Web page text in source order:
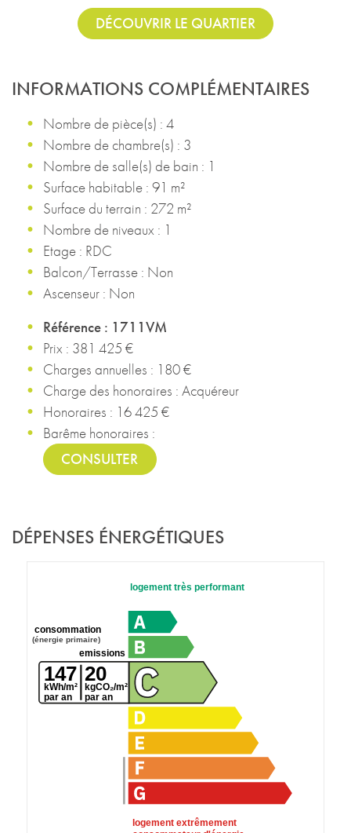
DÉCOUVRIR LE QUARTIER
INFORMATIONS COMPLÉMENTAIRES
Nombre de pièce(s) : 4
Nombre de chambre(s) : 3
Nombre de salle(s) de bain : 1
Surface habitable : 91 m²
Surface du terrain : 272 m²
Nombre de niveaux : 1
Etage : RDC
Balcon/Terrasse : Non
Ascenseur : Non
Référence : 1711VM
Prix : 381 425 €
Charges annuelles : 180 €
Charge des honoraires : Acquéreur
Honoraires : 16 425 €
Barême honoraires :
CONSULTER
DÉPENSES ÉNERGÉTIQUES
logement très performant
logement extrêmement
147
kWh/m²
par an
consommation
(énergie primaire)
20
kgCO₂/m²
par an
emissions